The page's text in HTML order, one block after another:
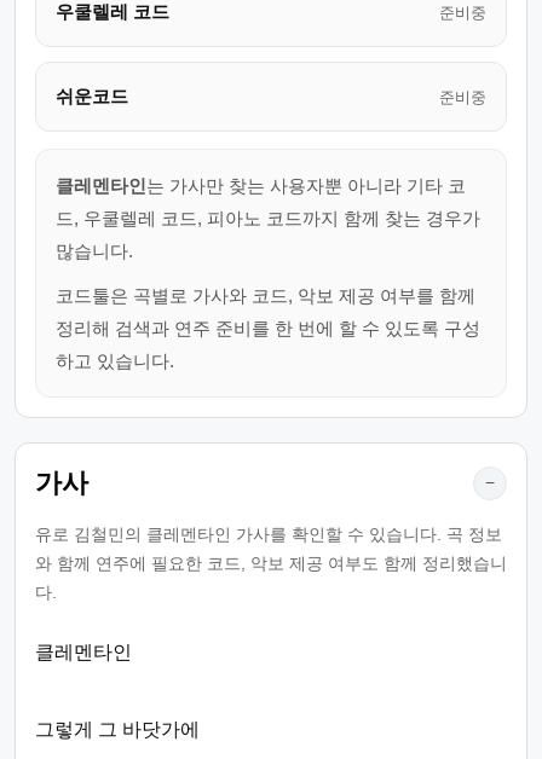
우쿨렐레 코드 준비중
쉬운코드 준비중
클레멘타인는 가사만 찾는 사용자뿐 아니라 기타 코
드, 우쿨렐레 코드, 피아노 코드까지 함께 찾는 경우가
많습니다.
코드툴은 곡별로 가사와 코드, 악보 제공 여부를 함께
정리해 검색과 연주 준비를 한 번에 할 수 있도록 구성
하고 있습니다.
가사 −
유로 김철민의 클레멘타인 가사를 확인할 수 있습니다. 곡 정보
와 함께 연주에 필요한 코드, 악보 제공 여부도 함께 정리했습니
다.
클레멘타인
그렇게 그 바닷가에